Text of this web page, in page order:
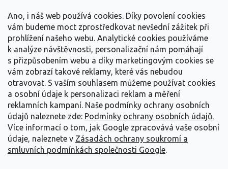
Ano, i náš web používá cookies. Díky povolení cookies
vám budeme moct zprostředkovat nevšední zážitek při
prohlížení našeho webu. Analytické cookies používáme
k analýze návštěvnosti, personalizační nám pomáhají
s přizpůsobením webu a díky marketingovým cookies se
vám zobrazí takové reklamy, které vás nebudou
otravovat. S vaším souhlasem můžeme používat cookies
a osobní údaje k personalizaci reklam a měření
reklamních kampaní. Naše podmínky ochrany osobních
údajů naleznete zde: Podmínky ochrany osobních údajů.
Více informací o tom, jak Google zpracovává vaše osobní
údaje, naleznete v Zásadách ochrany soukromí a
smluvních podmínkách společnosti Google.
Vše o nákupu
Informace pro Vás
Kontakujte nás